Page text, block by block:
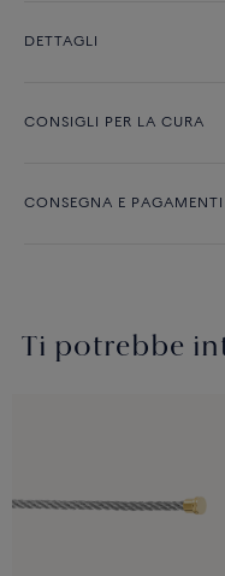
DETTAGLI
CONSIGLI PER LA CURA
CONSEGNA E PAGAMENTI
Ti potrebbe